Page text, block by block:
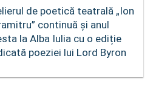
de poetică teatrală „Ion
continuă și anul
la Alba Iulia cu o ediție
poeziei lui Lord Byron